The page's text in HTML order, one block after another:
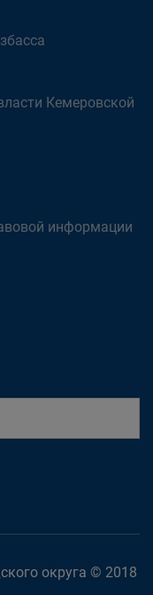
Кемеровской
информации
округа © 2018